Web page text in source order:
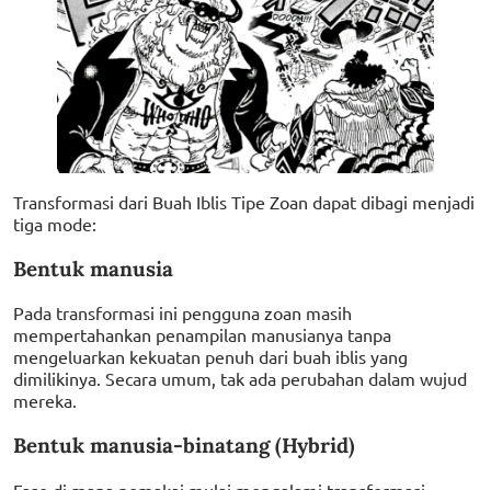
Transformasi dari Buah Iblis Tipe Zoan dapat dibagi menjadi
tiga mode:
Bentuk manusia
Pada transformasi ini pengguna zoan masih
mempertahankan penampilan manusianya tanpa
mengeluarkan kekuatan penuh dari buah iblis yang
dimilikinya. Secara umum, tak ada perubahan dalam wujud
mereka.
Bentuk manusia-binatang (Hybrid)